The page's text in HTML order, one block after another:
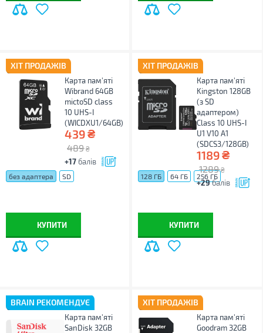
ХІТ ПРОДАЖІВ
Карта пам'яті
Wibrand 64GB
mictoSD class
10 UHS-I
(WICDXU1/64GB)
439₴
489 ₴
+17 балів
без адаптера SD
КУПИТИ
ХІТ ПРОДАЖІВ
Карта пам'яті
Kingston 128GB
(з SD
адаптером)
Class 10 UHS-I
U1 V10 A1
(SDCS3/128GB)
1189₴
1289 ₴
+29балів
128 ГБ 64 ГБ 256 ГБ
КУПИТИ
BRAIN РЕКОМЕНДУЄ
Карта пам'яті
SanDisk 32GB
ХІТ ПРОДАЖІВ
Карта пам'яті
Goodram 32GB